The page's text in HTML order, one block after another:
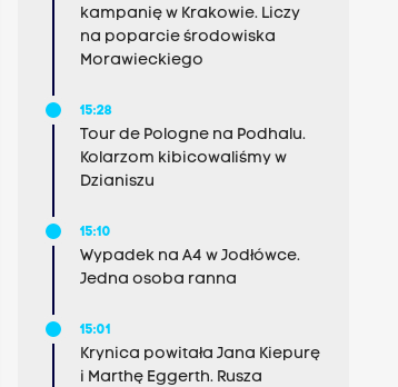
kampanię w Krakowie. Liczy
na poparcie środowiska
Morawieckiego
15:28
Tour de Pologne na Podhalu.
Kolarzom kibicowaliśmy w
Dzianiszu
15:10
Wypadek na A4 w Jodłówce.
Jedna osoba ranna
15:01
Krynica powitała Jana Kiepurę
i Marthę Eggerth. Rusza